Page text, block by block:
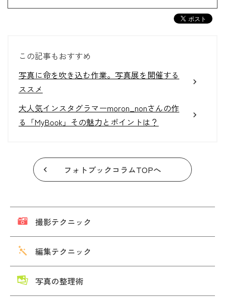
この記事もおすすめ
写真に命を吹き込む作業。写真展を開催する
ススメ
大人気インスタグラマーmoron_nonさんの作
る「MyBook」その魅力とポイントは？
フォトブックコラムTOPへ
撮影テクニック
編集テクニック
写真の整理術